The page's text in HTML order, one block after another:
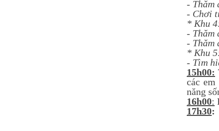
- Thăm
- Chơi
* Khu
- Thăm
- Thăm
* Khu
- Tìm
15h00:
các
năng
16h00:
17h30: